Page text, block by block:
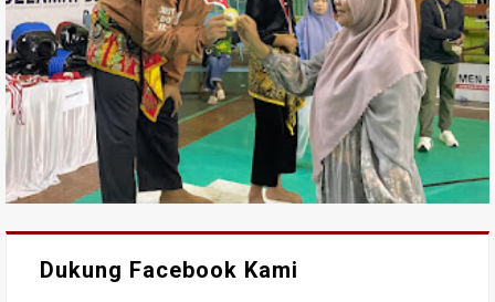
Dukung Facebook Kami